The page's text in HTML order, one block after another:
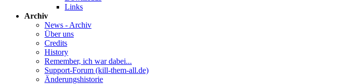
Links
Archiv
News - Archiv
Über uns
Credits
History
Remember, ich war dabei...
Support-Forum (kill-them-all.de)
Änderungshistorie